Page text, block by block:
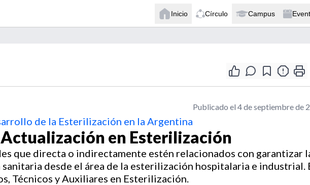
Inicio Círculo Campus
Publicado el 4 de septiembre de
de la Esterilización en la Argentina
en Esterilización
que directa o indirectamente estén relacionados con garantizar
desde el área de la esterilización hospitalaria e industrial.
Técnicos y Auxiliares en Esterilización.